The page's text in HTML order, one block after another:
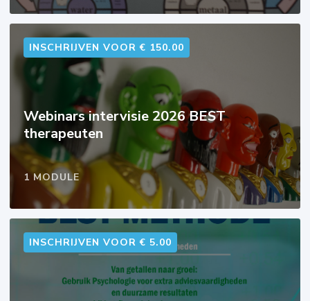
INSCHRIJVEN VOOR € 150.00
Webinars intervisie 2026 BEST
therapeuten
1 MODULE
INSCHRIJVEN VOOR € 5.00